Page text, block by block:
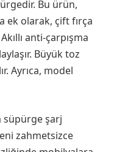
Bu ürün,
ek olarak, çift fırça
anti-çarpışma
Büyük toz
Ayrıca, model
süpürge şarj
zahmetsizce